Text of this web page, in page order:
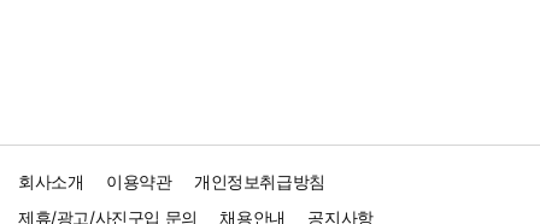
회사소개 이용약관
개인정보취급방침
제휴/광고/사진구입 문의
채용안내 공지사항